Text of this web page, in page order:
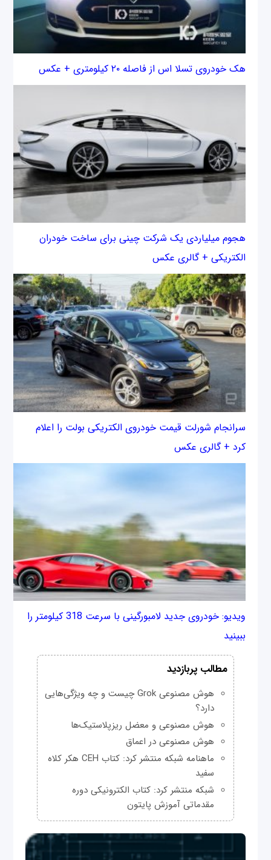
هک خودروی تسلا اس از فاصله ۲۰ کیلومتری + عکس
هجوم میلیاردی یک شرکت چینی برای ساخت خودران
الکتریکی + گالری عکس
سرانجام شورلت قیمت خودروی الکتریکی بولت را اعلام
کرد + گالری عکس
ویدیو: خودروی جدید لامبورگینی با سرعت 318 کیلومتر را
ببینید
مطالب پربازدید
هوش مصنوعی Grok چیست و چه ویژگی‌هایی
دارد؟
هوش مصنوعی و معضل ریزپلاستیک‌ها
هوش مصنوعی در اعماق
ماهنامه شبکه منتشر کرد: کتاب CEH هکر کلاه
سفید
شبکه منتشر کرد: کتاب الکترونیکی دوره
مقدماتی آموزش پایتون